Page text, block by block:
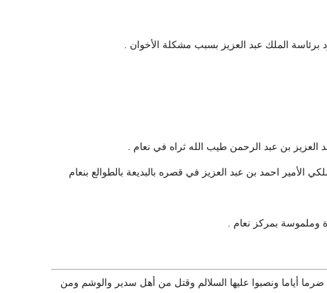
ضرما أياما ونصبوا عليها السلالم وقتل من أهل سدير والوشم ومن